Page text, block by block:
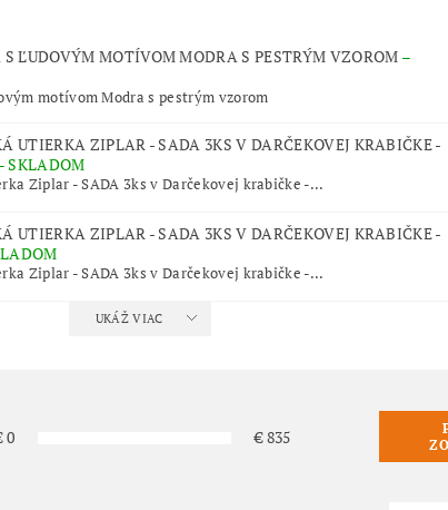
ĽUDOVÝM MOTÍVOM MODRA S PESTRÝM VZOROM –
motívom Modra s pestrým vzorom
UTIERKA ZIPLAR - SADA 3KS V DARČEKOVEJ KRABIČKE -
SKLADOM
Ziplar - SADA 3ks v Darčekovej krabičke -...
UTIERKA ZIPLAR - SADA 3KS V DARČEKOVEJ KRABIČKE -
Ziplar - SADA 3ks v Darčekovej krabičke -...
UKÁŽ VIAC
0 €835